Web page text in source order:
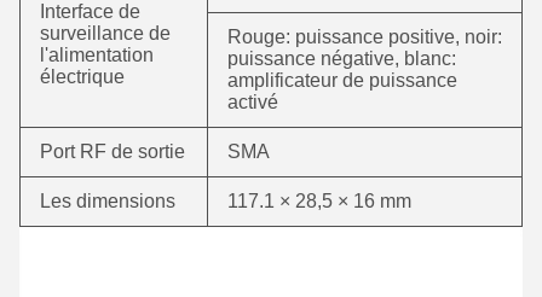
Interface de
surveillance de
l'alimentation
électrique
Rouge: puissance positive, noir:
puissance négative, blanc:
amplificateur de puissance
activé
Port RF de sortie SMA
Les dimensions 117.1 × 28,5 × 16 mm